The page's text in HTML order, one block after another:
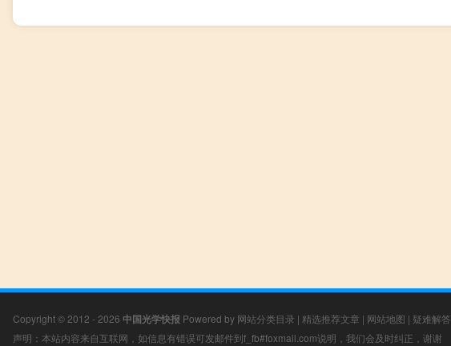
Copyright © 2012 - 2026 中国光学快报 Powered by 网站分类目录 | 精选推荐文章 | 网站地图 | 疑难解答
声明：本站内容来自互联网，如信息有错误可发邮件到f_fb#foxmail.com说明，我们会及时纠正，谢谢